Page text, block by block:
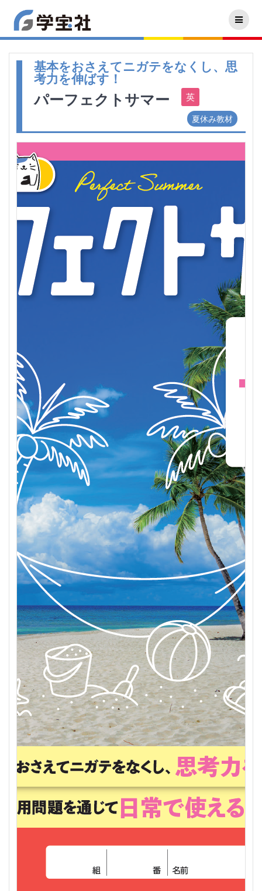
基本をおさえてニガテをなくし、思
考力を伸ばす！
パーフェクトサマー
夏休み教材